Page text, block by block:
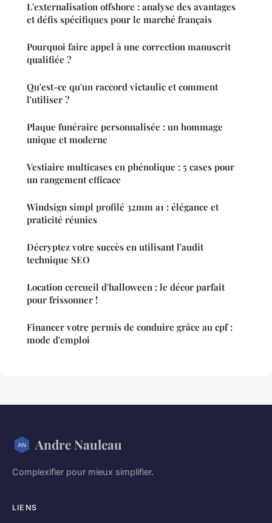
L'externalisation offshore : analyse des avantages
et défis spécifiques pour le marché français
Pourquoi faire appel à une correction manuscrit
qualifiée ?
Qu'est-ce qu'un raccord victaulic et comment
l'utiliser ?
Plaque funéraire personnalisée : un hommage
unique et moderne
Vestiaire multicases en phénolique : 5 cases pour
un rangement efficace
Windsign simpl profilé 32mm a1 : élégance et
praticité réunies
Décryptez votre succès en utilisant l'audit
technique SEO
Location cercueil d'halloween : le décor parfait
pour frissonner !
Financer votre permis de conduire grâce au cpf :
mode d'emploi
Andre Nauleau
Complexifier pour mieux simplifier.
LIENS